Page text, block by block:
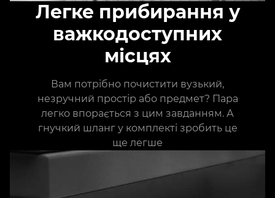
Легке прибирання у
важкодоступних
місцях
Вам потрібно почистити вузький,
незручний простір або предмет? Пара
легко впорається з цим завданням. А
гнучкий шланг у комплекті зробить це
ще легше